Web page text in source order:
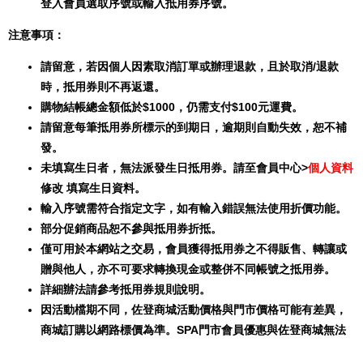
登入會員選取序號或輸入抵用券序號。
注意事項：
請留意，若因個人因素取消訂單或辦理退款，且於取消/退款
時，抵用券則不再返還。
購物結帳總金額低於$1000，仍需支付$100元運費。
請留意每筆抵用券所標示的到期日，逾期則自動失效，恕不補
發。
未填寫生日者，無法派發生日抵用券。請至會員中心>個人資料
修改 填寫生日資料。
輸入序號需符合指定文字，如有輸入錯誤無法使用折價功能。
部分促銷商品恕不參與抵用券折抵。
僅可用於本網站之交易，會員獲得抵用券之不得販售、轉讓或
贈與他人，亦不可要求轉換現金或整併不同帳號之抵用券。
詳細辦法請參考抵用券規則說明。
因活動檔期不同，佐登商城活動價格與門市價格可能有差異，
商城訂購以網路標價為準。SPA門市會員優惠與佐登商城無法